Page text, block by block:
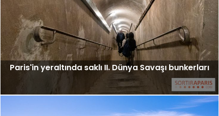
Paris'in yeraltında saklı II. Dünya Savaşı bunkerları